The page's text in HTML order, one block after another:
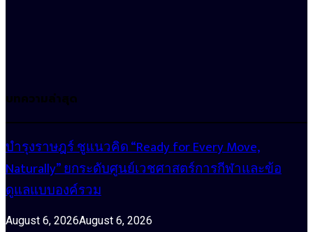
บทความล่าสุด
บำรุงราษฎร์ ชูแนวคิด “Ready for Every Move,
Naturally” ยกระดับศูนย์เวชศาสตร์การกีฬาและข้อ
ดูแลแบบองค์รวม
August 6, 2026August 6, 2026